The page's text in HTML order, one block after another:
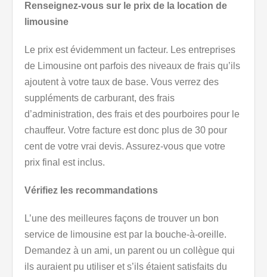
Renseignez-vous sur le prix de la location de
limousine
Le prix est évidemment un facteur. Les entreprises
de Limousine ont parfois des niveaux de frais qu’ils
ajoutent à votre taux de base. Vous verrez des
suppléments de carburant, des frais
d’administration, des frais et des pourboires pour le
chauffeur. Votre facture est donc plus de 30 pour
cent de votre vrai devis. Assurez-vous que votre
prix final est inclus.
Vérifiez les recommandations
L’une des meilleures façons de trouver un bon
service de limousine est par la bouche-à-oreille.
Demandez à un ami, un parent ou un collègue qui
ils auraient pu utiliser et s’ils étaient satisfaits du